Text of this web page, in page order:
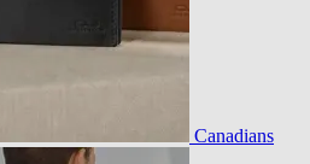
Canadians